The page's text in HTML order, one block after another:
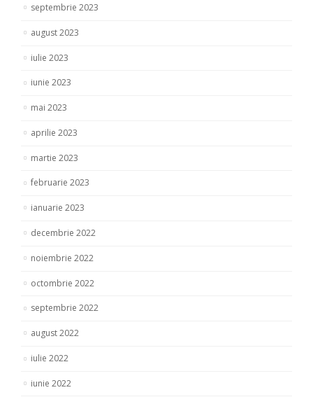
septembrie 2023
august 2023
iulie 2023
iunie 2023
mai 2023
aprilie 2023
martie 2023
februarie 2023
ianuarie 2023
decembrie 2022
noiembrie 2022
octombrie 2022
septembrie 2022
august 2022
iulie 2022
iunie 2022